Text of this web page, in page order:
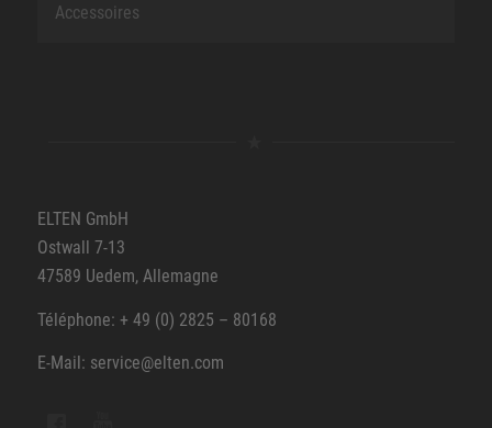
Accessoires
ELTEN GmbH
Ostwall 7-13
47589 Uedem, Allemagne
Téléphone: + 49 (0) 2825 – 80168
E-Mail: service@elten.com